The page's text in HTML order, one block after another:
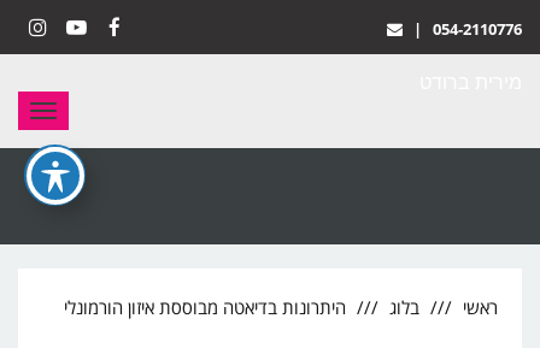
054-2110776
|
ראשי בלוג היתרונות בדיאטה מבוססת איזון הורמונלי